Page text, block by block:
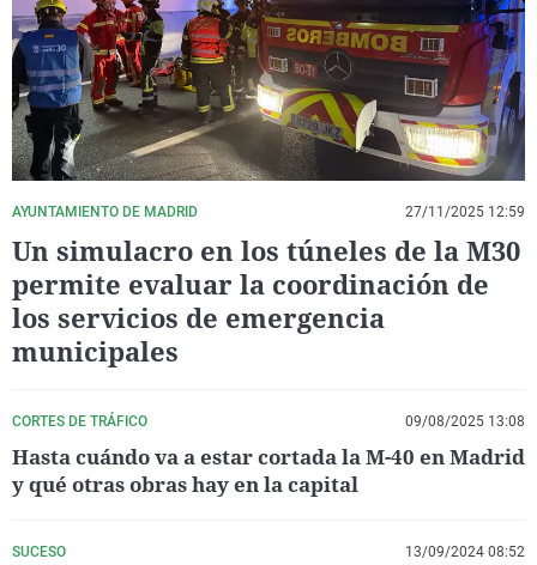
La rosa de los vientos
Gente viajera
Como el perro y el
Caso
Retornados
Equipo de
Operación Viuda
Extremadura
Galicia
La Rioja
Navarra
País Vasco
Virales
Televisión
Elecciones
AYUNTAMIENTO DE MADRID 27/11/2025 12:59
Un simulacro en los túneles de la M30
permite evaluar la coordinación de
los servicios de emergencia
municipales
CORTES DE TRÁFICO 09/08/2025 13:08
Hasta cuándo va a estar cortada la M-40 en Madrid
y qué otras obras hay en la capital
SUCESO 13/09/2024 08:52